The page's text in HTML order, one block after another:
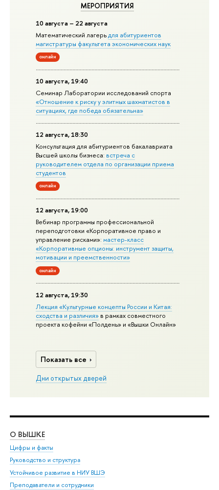
МЕРОПРИЯТИЯ
10 августа – 22 августа
Математический лагерьдля абитуриентов
магистратуры факультета экономических наук
онлайн
10 августа, 19:40
Семинар Лаборатории исследований спорта
«Отношение к риску у элитных шахматистов в
ситуациях, где победа обязательна»
12 августа, 18:30
Консультация для абитуриентов бакалавриата
Высшей школы бизнеса: встреча с
руководителем отдела по организации приема
студентов
онлайн
12 августа, 19:00
Вебинар программы профессиональной
переподготовки «Корпоративное право и
управление рисками»:мастер-класс
«Корпоративные опционы: инструмент защиты,
мотивации и преемственности»
онлайн
12 августа, 19:30
Лекция «Культурные концепты России и Китая:
сходства и различия» в рамках совместного
проекта кофейни «Полдень» и «Вышки Онлайн»
Показать все
Дни открытых дверей
О ВЫШКЕ
Цифры и факты
Руководство и структура
Устойчивое развитие в НИУ ВШЭ
Преподаватели и сотрудники